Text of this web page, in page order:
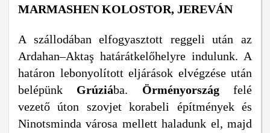
MARMASHEN KOLOSTOR, JEREVÁN
A szállodában elfogyasztott reggeli után az
Ardahan–Aktaş határátkelőhelyre indulunk. A
határon lebonyolított eljárások elvégzése után
belépünk Grúziába. Örményországfelé
vezető úton szovjet korabeli építmények és
Ninotsminda városa mellett haladunk el, majd